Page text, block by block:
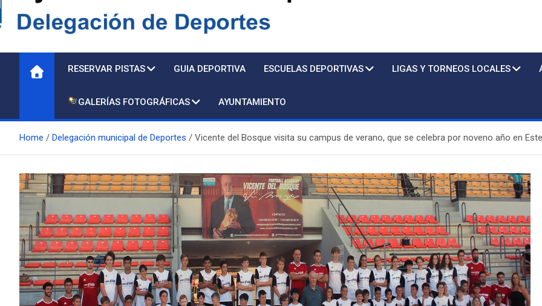
Delegación de Deportes
RESERVAR PISTAS GUIA DEPORTIVA ESCUELAS DEPORTIVAS LIGAS Y TORNEOS LOCALES
GALERÍAS FOTOGRÁFICAS AYUNTAMIENTO
Home Delegación municipal de Deportes Vicente del Bosque visita su campus de verano, que se celebra por noveno año en
Piscina
EDM 26-27 /